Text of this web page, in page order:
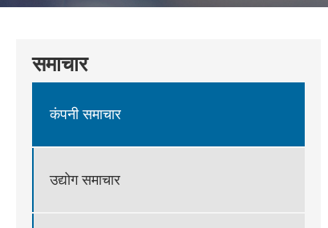
समाचार
कंपनी समाचार
उद्योग समाचार